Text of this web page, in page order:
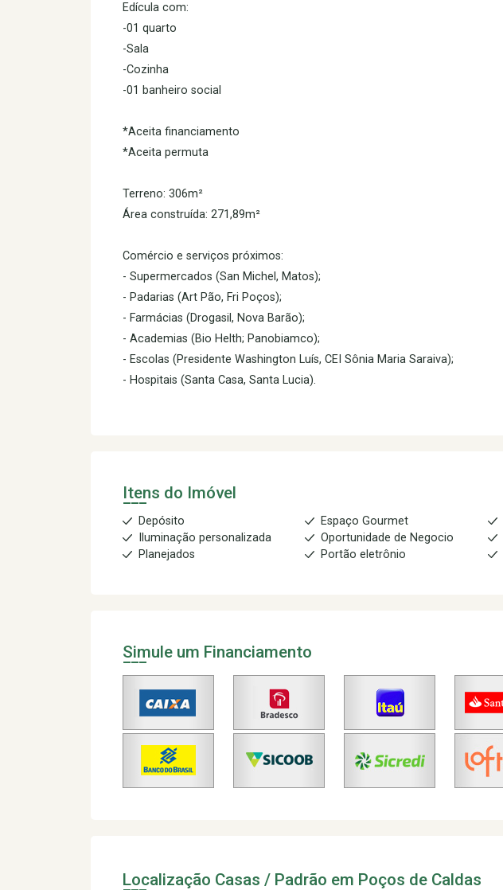
Edícula com:
-01 quarto
-Sala
-Cozinha
-01 banheiro social
*Aceita financiamento
*Aceita permuta
Terreno: 306m²
Área construída: 271,89m²
Comércio e serviços próximos:
- Supermercados (San Michel, Matos);
- Padarias (Art Pão, Fri Poços);
- Farmácias (Drogasil, Nova Barão);
- Academias (Bio Helth; Panobiamco);
- Escolas (Presidente Washington Luís, CEI Sônia Maria Saraiva);
- Hospitais (Santa Casa, Santa Lucia).
Itens do Imóvel
Depósito Espaço Gourmet
Iluminação personalizada
Oportunidade de Negocio
Planejados
Portão eletrônio
Simule um Financiamento
Localização Casas / Padrão em Poços de Caldas